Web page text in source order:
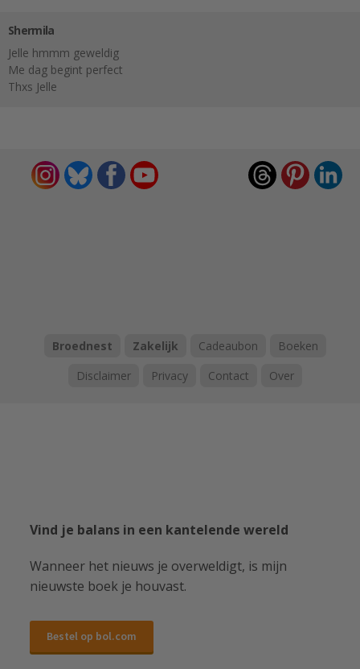
Shermila
Jelle hmmm geweldig
Me dag begint perfect
Thxs Jelle
Broednest Zakelijk Cadeaubon
Boeken
Disclaimer
Privacy Contact Over
Vind je balans in een kantelende wereld
Wanneer het nieuws je overweldigt, is mijn
nieuwste boek je houvast.
Bestel op bol.com